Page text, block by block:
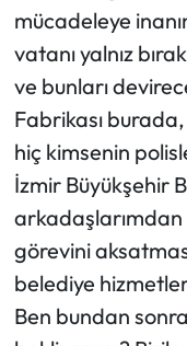
mücadeleye
vatanı yalnız
ve bunları
Fabrikası
hiç kimsenin
İzmir Büyükşehir
görevini
belediye
Ben bundan